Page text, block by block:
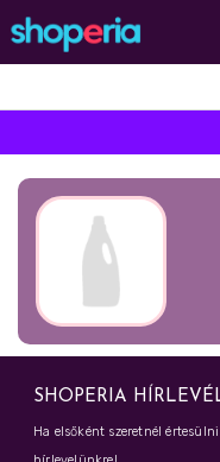
Mosás Mosogatás
Baba-mama
Népszerű márkák
Pampers Lenor
Népszerű keresések
leukoplast ariel
SHOPERIA
Ha elsőként szeretnél